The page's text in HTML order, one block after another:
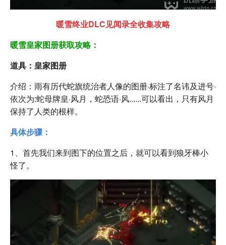
暖雪终业DLC见闻录全收集攻略
暖雪皇家图册获取攻略：
道具：皇家图册
介绍：雨有历代蛇旗统治者人像的图册·标注了名讳及进号·
依次为:蛇母牌皇·风月，蛇恐语·风......可以看出，只有风月
保持了人类的根样。
具体步骤：
1、首先我们来到图下的位置之后，就可以看到狼牙棒小
怪了。